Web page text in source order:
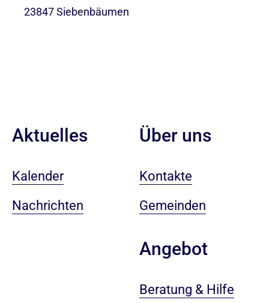
23847 Siebenbäumen
Aktuelles
Kalender
Nachrichten
Über uns
Kontakte
Gemeinden
Angebot
Beratung & Hilfe